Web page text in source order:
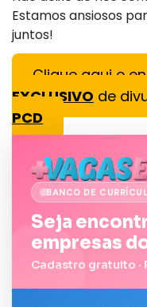
Estamos ansiosos
juntos!
Clique aqui e
EXCLUSIVO de
PCD
BANCO DE
Seja
empresas
Cadastro gratuito ·